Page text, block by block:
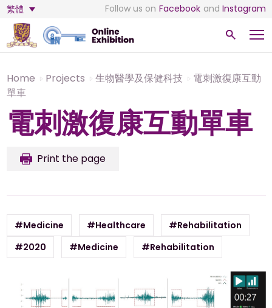
繁體 Follow us on Facebook and Instagram
Home Projects 生物醫學及保健科技
電刺激復康互動
單車
電刺激復康互動單車
Print the page
#Medicine #Healthcare
#Rehabilitation
#2020
#Medicine #Rehabilitation